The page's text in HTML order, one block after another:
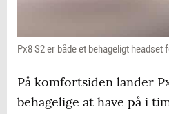
Px8 S2 er både et behageligt
På komfortsiden lander
behagelige at have på i